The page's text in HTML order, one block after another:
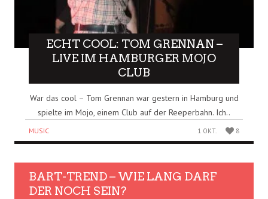
ECHT COOL: TOM GRENNAN –
LIVE IM HAMBURGER MOJO
CLUB
War das cool – Tom Grennan war gestern in Hamburg und
spielte im Mojo, einem Club auf der Reeperbahn. Ich..
MUSIC 1 OKT. 8
BART-TREND – WIE LANG DARF
DER NOCH SEIN?